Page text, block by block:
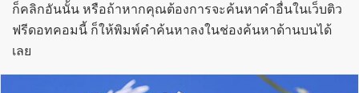
ก็คลิกอันนั้น หรือถ้าหากคุณต้องการจะค้นหาคำอื่นในเว็บติว
ฟรีดอทคอมนี้ ก็ให้พิมพ์คำค้นหาลงในช่องค้นหาด้านบนได้
เลย